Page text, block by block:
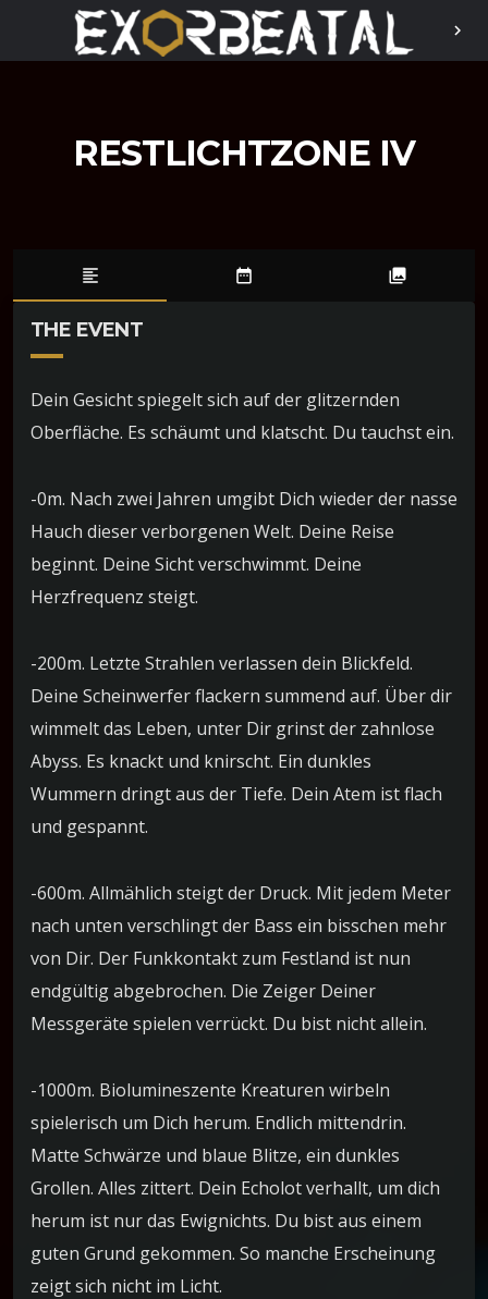
chevron_right
RESTLICHTZONE IV
format_align_left date_range photo_library
THE EVENT
Dein Gesicht spiegelt sich auf der glitzernden
Oberfläche. Es schäumt und klatscht. Du tauchst ein.
-0m. Nach zwei Jahren umgibt Dich wieder der nasse
Hauch dieser verborgenen Welt. Deine Reise
beginnt. Deine Sicht verschwimmt. Deine
Herzfrequenz steigt.
-200m. Letzte Strahlen verlassen dein Blickfeld.
Deine Scheinwerfer flackern summend auf. Über dir
wimmelt das Leben, unter Dir grinst der zahnlose
Abyss. Es knackt und knirscht. Ein dunkles
Wummern dringt aus der Tiefe. Dein Atem ist flach
und gespannt.
-600m. Allmählich steigt der Druck. Mit jedem Meter
nach unten verschlingt der Bass ein bisschen mehr
von Dir. Der Funkkontakt zum Festland ist nun
endgültig abgebrochen. Die Zeiger Deiner
Messgeräte spielen verrückt. Du bist nicht allein.
-1000m. Biolumineszente Kreaturen wirbeln
spielerisch um Dich herum. Endlich mittendrin.
Matte Schwärze und blaue Blitze, ein dunkles
Grollen. Alles zittert. Dein Echolot verhallt, um dich
herum ist nur das Ewignichts. Du bist aus einem
guten Grund gekommen. So manche Erscheinung
zeigt sich nicht im Licht.